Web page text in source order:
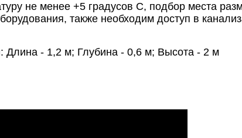
не менее +5 градусов С, подбор места
также необходим доступ в
- 1,2 м; Глубина - 0,6 м; Высота - 2 м